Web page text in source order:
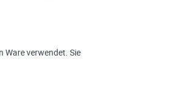
Ware verwendet. Sie